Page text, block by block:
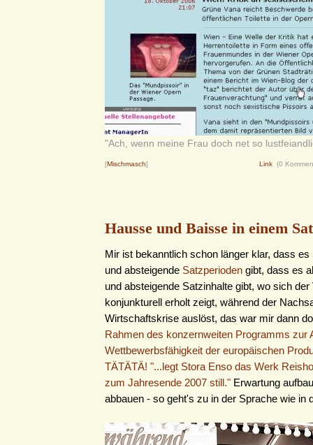
"Ach, wenn meine Frau doch net so
[Mischmasch] Link (0
Hausse und Baisse in einem
Mir ist bekanntlich schon länger klar, dass
und absteigende Satzperioden gibt, dass es
und absteigende Satzinhalte gibt, wo sich der
konjunkturell erholt zeigt, während der
Wirtschaftskrise auslöst, das war mir dann
Rahmen des konzernweiten Programms zur
Wettbewerbsfähigkeit der europäischen
TÄTÄTÄ! "...legt Stora Enso das Werk
zum Jahresende 2007 still." Erwartung
abbauen - so geht's zu in der Sprache wie in